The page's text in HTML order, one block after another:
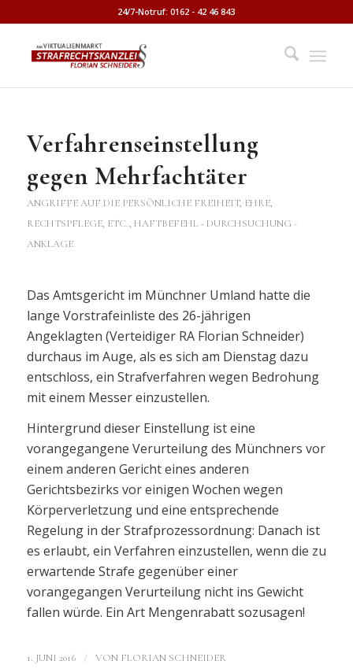
24/7-Notruf: 0162 - 42 46 843
Verfahrenseinstellung
gegen Mehrfachtäter
ANGRIFFE AUF DIE PERSÖNLICHE FREIHEIT, EHRE,
RECHTSPFLEGE, ETC., HAFTBEFEHL - DURCHSUCHUNG -
ANKLAGE
Das Amtsgericht im Münchner Umland hatte die
lange Vorstrafeinliste des 26-jährigen
Angeklagten (Verteidiger RA Florian Schneider)
durchaus im Auge, als es sich am Dienstag dazu
entschloss, ein Strafverfahren wegen Bedrohung
mit einem Messer einzustellen.
Hintergrund dieser Einstellung ist eine
vorangegangene Verurteilung des Münchners vor
einem anderen Gericht eines anderen
Gerichtsbezirks vor einigen Wochen wegen
Körperverletzung und eine entsprechende
Regelung in der Strafprozessordnung: Danach ist
es erlaubt, ein Verfahren einzustellen, wenn die zu
erwartende Strafe gegenüber einer
vorangegangen Verurteilung nicht ins Gewicht
fallen würde. Ein Art Mengenrabatt sozusagen!
1. JUNI 2016 / VON FLORIAN SCHNEIDER